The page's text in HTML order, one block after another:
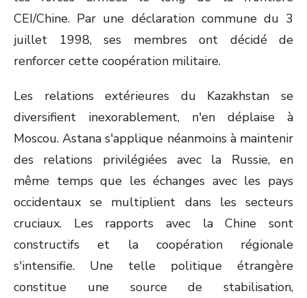
CEI/Chine. Par une déclaration commune du 3
juillet 1998, ses membres ont décidé de
renforcer cette coopération militaire.
Les relations extérieures du Kazakhstan se
diversifient inexorablement, n'en déplaise à
Moscou. Astana s'applique néanmoins à maintenir
des relations privilégiées avec la Russie, en
même temps que les échanges avec les pays
occidentaux se multiplient dans les secteurs
cruciaux. Les rapports avec la Chine sont
constructifs et la coopération régionale
s'intensifie. Une telle politique étrangère
constitue une source de stabilisation,